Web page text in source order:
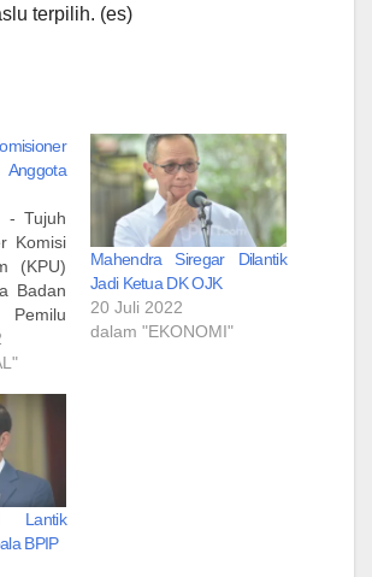
terpilih. (es)
- Tujuh
Komisi
(KPU)
Badan
Rapat
nama
secara
digelar
2) dini
Mahendra Siregar Dilantik
Jadi Ketua DK OJK
20 Juli 2022
dalam "EKONOMI"
Lantik
BPIP